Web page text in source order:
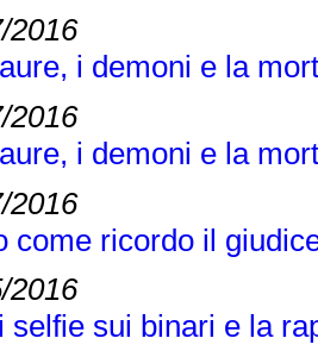
2016
i demoni e la
2016
i demoni e la
2016
come ricordo il
2016
selfie sui binari e la